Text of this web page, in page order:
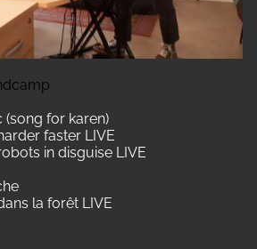
(song for karen)
faster LIVE
in disguise LIVE
la forêt LIVE